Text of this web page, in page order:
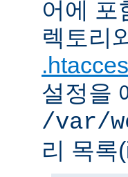
어에 포
렉토리
설정을
/var/
리 목록